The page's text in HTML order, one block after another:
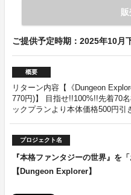
ご提供予定時期：2025年10月
概要
リターン内容【《Dungeon
770円)】 目指せ!!100%!!先着70
ックプランより本体価格500円引
プロジェクト名
『本格ファンタジーの世界』を
【Dungeon Explorer】